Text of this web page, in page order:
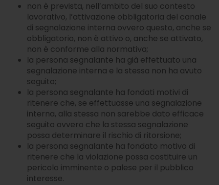
non è prevista, nell’ambito del suo contesto
lavorativo, l’attivazione obbligatoria del canale
di segnalazione interna ovvero questo, anche se
obbligatorio, non è attivo o, anche se attivato,
non è conforme alla normativa;
la persona segnalante ha già effettuato una
segnalazione interna e la stessa non ha avuto
seguito;
la persona segnalante ha fondati motivi di
ritenere che, se effettuasse una segnalazione
interna, alla stessa non sarebbe dato efficace
seguito ovvero che la stessa segnalazione
possa determinare il rischio di ritorsione;
la persona segnalante ha fondato motivo di
ritenere che la violazione possa costituire un
pericolo imminente o palese per il pubblico
interesse.